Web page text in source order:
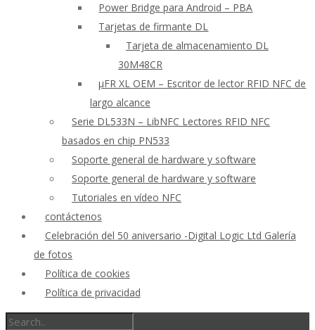
Power Bridge para Android – PBA
Tarjetas de firmante DL
Tarjeta de almacenamiento DL
30M48CR
μFR XL OEM – Escritor de lector RFID NFC de
largo alcance
Serie DL533N – LibNFC Lectores RFID NFC
basados en chip PN533
Soporte general de hardware y software
Soporte general de hardware y software
Tutoriales en vídeo NFC
contáctenos
Celebración del 50 aniversario -Digital Logic Ltd Galería
de fotos
Política de cookies
Política de privacidad